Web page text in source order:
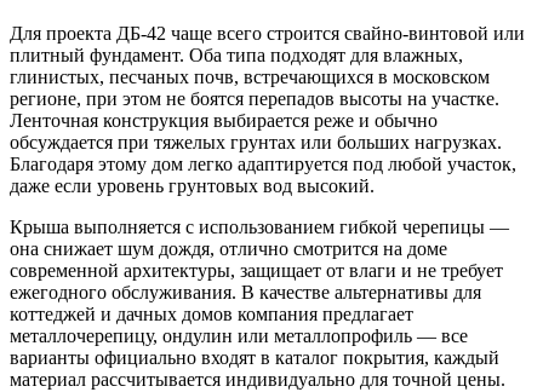
Для проекта ДБ-42 чаще всего строится свайно-винтовой или
плитный фундамент. Оба типа подходят для влажных,
глинистых, песчаных почв, встречающихся в московском
регионе, при этом не боятся перепадов высоты на участке.
Ленточная конструкция выбирается реже и обычно
обсуждается при тяжелых грунтах или больших нагрузках.
Благодаря этому дом легко адаптируется под любой участок,
даже если уровень грунтовых вод высокий.
Крыша выполняется с использованием гибкой черепицы —
она снижает шум дождя, отлично смотрится на доме
современной архитектуры, защищает от влаги и не требует
ежегодного обслуживания. В качестве альтернативы для
коттеджей и дачных домов компания предлагает
металлочерепицу, ондулин или металлопрофиль — все
варианты официально входят в каталог покрытия, каждый
материал рассчитывается индивидуально для точной цены.